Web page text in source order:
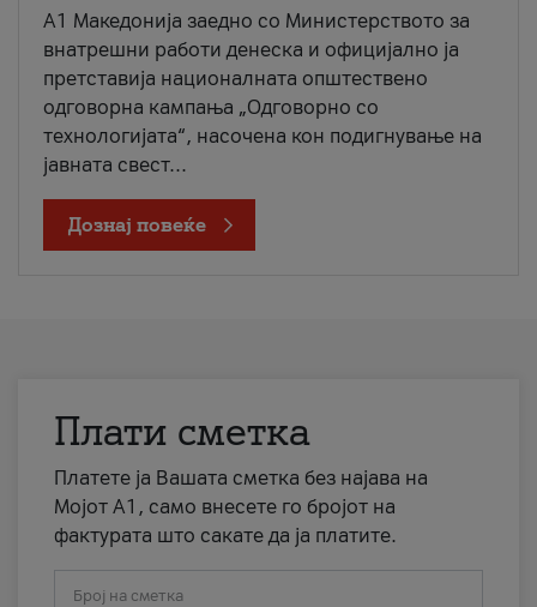
A1 Македонија заедно со Министерството за
внатрешни работи денеска и официјално ја
претставија националната општествено
одговорна кампања „Одговорно со
технологијата“, насочена кон подигнување на
јавната свест...
Дознај повеќе
Плати сметка
Платете ја Вашата сметка без најава на
Мојот А1, само внесете го бројот на
фактурата што сакате да ја платите.
Број на сметка